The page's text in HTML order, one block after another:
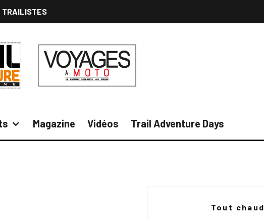
Magazine Vidéos Trail Adventure Days
Tout chaud